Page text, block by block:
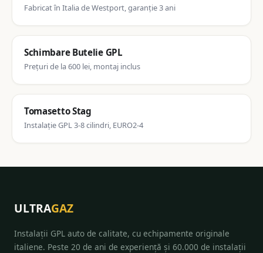
Fabricat în Italia de Westport, garanție 3 ani
Schimbare Butelie GPL
Prețuri de la 600 lei, montaj inclus
Tomasetto Stag
Instalație GPL 3-8 cilindri, EURO2-4
ULTRAGAZ
Instalații GPL auto de calitate, cu echipamente originale
italiene. Peste 20 de ani de experiență și 60.000 de instalații